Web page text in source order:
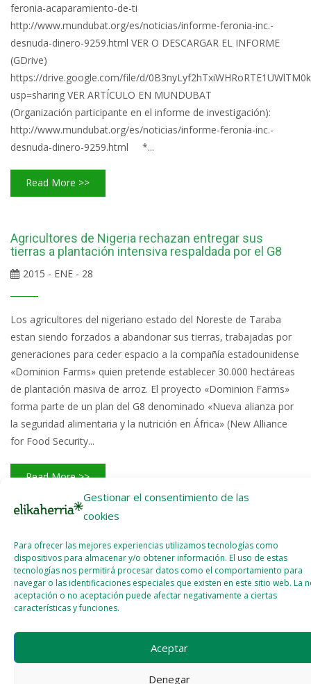
Gestionar el consentimiento de las
cookies
Para ofrecer las mejores experiencias utilizamos tecnologías como
dispositivos para almacenar y/o obtener información. El uso de estas
tecnologías nos permitirá procesar datos como el comportamiento para
navegar o las identificaciones especiales que existen en este sitio web. La
aceptación o no aceptación puede afectar negativamente a ciertas
características y funciones.
Aceptar
Denegar
feronia-acaparamiento-de-ti
http://www.mundubat.org/es/noticias/informe-feronia-inc.-
desnuda-dinero-9259.html VER O DESCARGAR EL INFORME
(GDrive)
https://drive.google.com/file/d/
usp=sharing VER ARTÍCULO EN MUNDUBAT
(Organización participante en el informe de investigación):
http://www.mundubat.org/es/noticias/informe-feronia-inc.-
desnuda-dinero-9259.html *...
Read More >>
Agricultores de Nigeria rechazan entregar sus
tierras a plantación intensiva respaldada por el G8
2015 - ENE - 28
Los agricultores del nigeriano estado del Noreste de Taraba
estan siendo forzados a abandonar sus tierras, trabajadas por
generaciones para ceder espacio a la compañía estadounidense
«Dominion Farms» quien pretende establecer 30.000 hectáreas
de plantación masiva de arroz. El proyecto «Dominion Farms»
forma parte de un plan del G8 denominado «Nueva alianza por
la seguridad alimentaria y la nutrición en África» (New Alliance
for Food Security...
Read More >>
Licencia del contenido Cookie Policy (EU)